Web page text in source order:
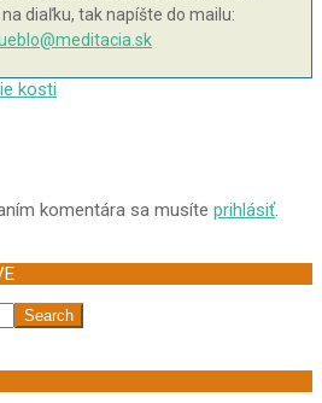
diaľku, tak napíšte do mailu:
kosti
komentára sa musíte prihlásiť.